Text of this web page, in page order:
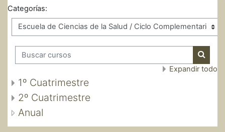
Categorías:
Buscar cursos
Expandir todo
1º Cuatrimestre
2º Cuatrimestre
Anual